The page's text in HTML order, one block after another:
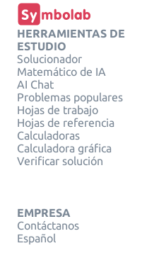
HERRAMIENTAS DE
ESTUDIO
Solucionador
Matemático de IA
AI Chat
Problemas populares
Hojas de trabajo
Hojas de referencia
Calculadoras
Calculadora gráfica
Verificar solución
EMPRESA
Contáctanos
Español